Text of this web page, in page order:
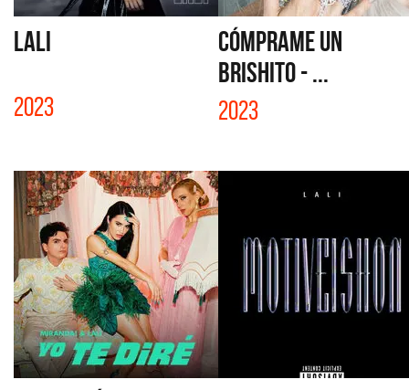
LALI
2023
CÓMPRAME UN
BRISHITO - ...
2023